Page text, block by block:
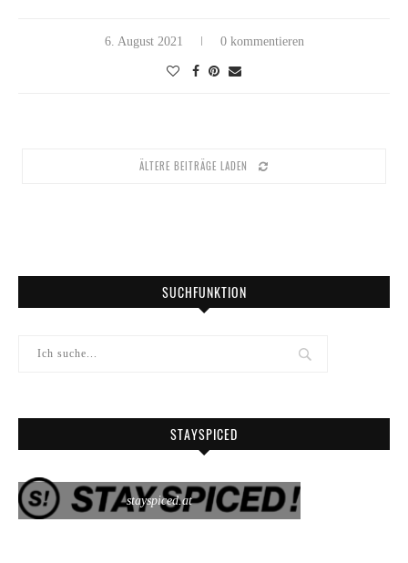
6. August 2021 0 kommentieren
ÄLTERE BEITRÄGE LADEN
SUCHFUNKTION
STAYSPICED
stayspiced.at